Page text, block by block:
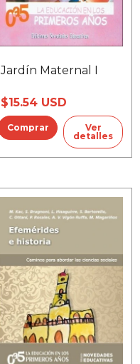
Jardín Maternal I
$15.54 USD
Ver
detalles